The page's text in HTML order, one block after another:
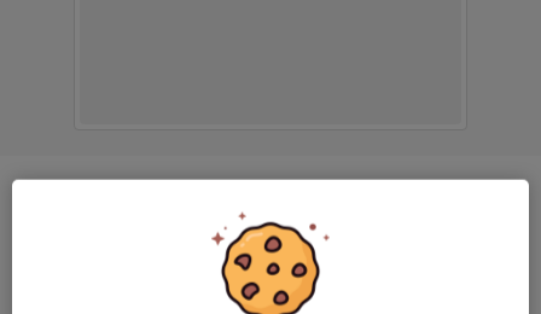
7 år